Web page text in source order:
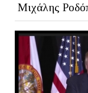
Μιχάλης